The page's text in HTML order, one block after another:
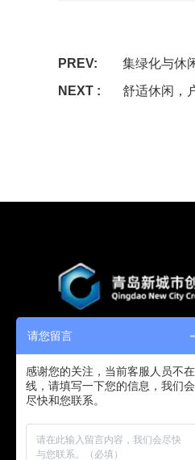
PREV:
集绿化与休
NEXT :
舒适休闲，
Copyright © 2019 青岛新
版权所有
鲁ICP备
技术支持：圭谷设计 网
请您留言
感谢您的关注，当前客服人员不在
线，请填写一下您的信息，我们会
尽快和您联系。